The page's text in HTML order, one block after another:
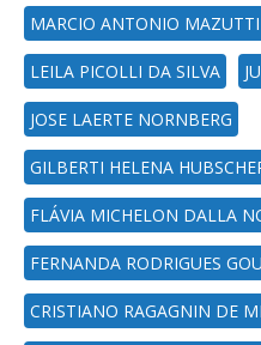
MARCIO ANTONIO MAZUTTI
LEILA PICOLLI DA SILVA
JOSE LAERTE NORNBERG
GILBERTI HELENA
FLÁVIA MICHELON DALLA
FERNANDA RODRIGUES
CRISTIANO RAGAGNIN DE